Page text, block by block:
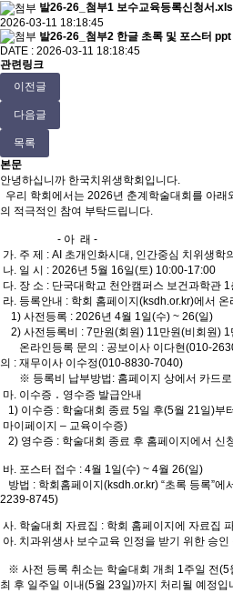
발26-26_첨부1 보수교육등록신청서
2026-03-11 18:18:45
발26-26_첨부2 한글 초록 및 포스터
DATE : 2026-03-11 18:18:45
관련링크
이전글
다음글
목록
본문
안녕하십니까 한국치위생학회입니다.
우리 학회에서는 2026년 춘계학술대회를 아래
의 적극적인 참여 부탁드립니다.
- 아 래 -
가. 주 제 : AI 초개인화시대, 인간중심 치위생학
나. 일 시 : 2026년 5월 16일(토) 10:00-17:00
다. 장 소 : 단국대학교 천안캠퍼스 보건과학관
라. 등록안내 : 학회 홈페이지(ksdh.or.kr)에서 온
1) 사전등록 : 2026년 4월 1일(수) ~ 26(일)
2) 사전등록비 : 7만원(회원) 11만원(비회원) 1
온라인등록 문의 : 공보이사 이다현(010-
의 : 재무이사 이수정(010-8830-7040)
※ 등록비 납부방법: 홈페이지 상에서 카드로
마. 이수증 ․ 영수증 발급안내
1) 이수증 : 학술대회 종료 5일 후(5월 21일)부
마이페이지 – 교육이수증)
2) 영수증 : 학술대회 종료 후 홈페이지에서 신
바. 포스터 접수 : 4월 1일(수) ~ 4월 26(일)
방법 : 학회홈페이지(ksdh.or.kr) “초록 등록”
2239-8745)
사. 학술대회 자료집 : 학회 홈페이지에 자료집
아. 치과위생사 보수교육 인정을 받기 위한 승인
※ 사전 등록 취소는 학술대회 개최 1주일 전(5
최 후 일주일 이내(5월 23일)까지 처리될 예정입